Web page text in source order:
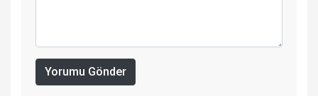
Yorumu Gönder